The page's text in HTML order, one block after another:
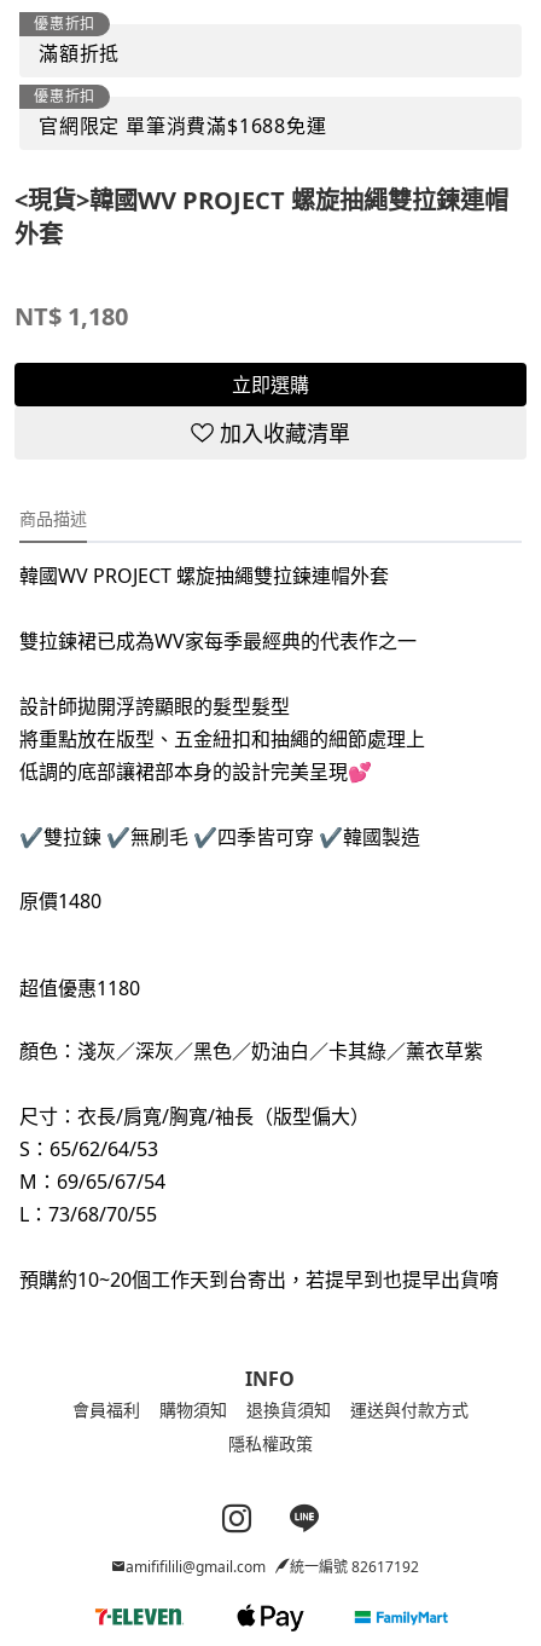
優惠折扣
滿額折抵
優惠折扣
官網限定 單筆消費滿$1688免運
<現貨>韓國WV PROJECT 螺旋抽繩雙拉鍊連帽
外套
NT$ 1,180
立即選購
加入收藏清單
商品描述
韓國WV PROJECT 螺旋抽繩雙拉鍊連帽外套
雙拉鍊裙已成為WV家每季最經典的代表作之一
設計師拋開浮誇顯眼的髮型髮型
將重點放在版型、五金紐扣和抽繩的細節處理上
低調的底部讓裙部本身的設計完美呈現💕
✔️雙拉鍊 ✔️無刷毛 ✔️四季皆可穿 ✔️韓國製造
原價1480
超值優惠1180
顏色：淺灰／深灰／黑色／奶油白／卡其綠／薰衣草紫
尺寸：衣長/肩寬/胸寬/袖長（版型偏大）
S：65/62/64/53
M：69/65/67/54
L：73/68/70/55
預購約10~20個工作天到台寄出，若提早到也提早出貨唷
INFO
會員福利 購物須知 退換貨須知
運送與付款方式
隱私權政策
Instagram page
Line page
amififilili@gmail.com 統一編號 82617192